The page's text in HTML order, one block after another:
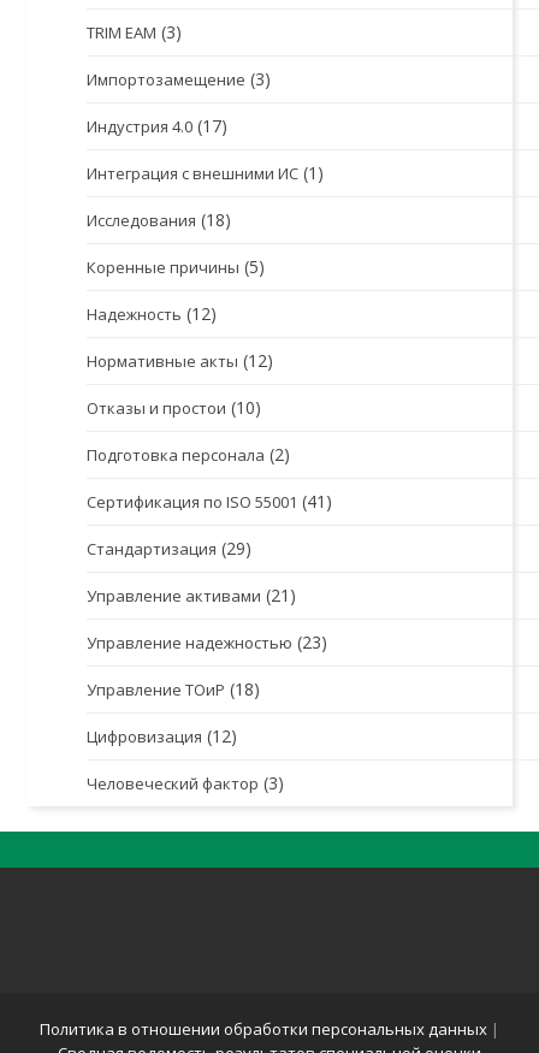
TRIM EAM (3)
Импортозамещение (3)
Индустрия 4.0 (17)
Интеграция с внешними ИС (1)
Исследования (18)
Коренные причины (5)
Надежность (12)
Нормативные акты (12)
Отказы и простои (10)
Подготовка персонала (2)
Сертификация по ISO 55001 (41)
Стандартизация (29)
Управление активами (21)
Управление надежностью (23)
Управление ТОиР (18)
Цифровизация (12)
Человеческий фактор (3)
Политика в отношении обработки персональных данных |